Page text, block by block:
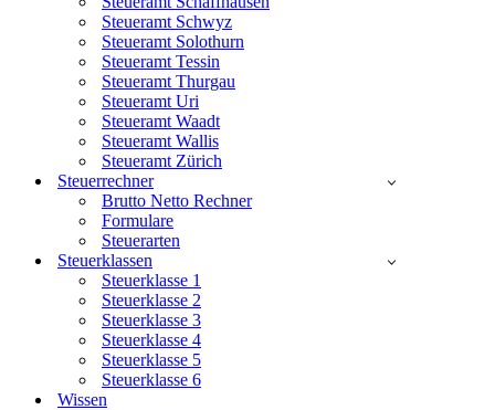
Steueramt Schwyz
Steueramt Solothurn
Steueramt Tessin
Steueramt Thurgau
Steueramt Uri
Steueramt Waadt
Steueramt Wallis
Steueramt Zürich
Steuerrechner
Brutto Netto Rechner
Formulare
Steuerarten
Steuerklassen
Steuerklasse 1
Steuerklasse 2
Steuerklasse 3
Steuerklasse 4
Steuerklasse 5
Steuerklasse 6
Wissen